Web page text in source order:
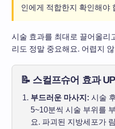
인에게 적합한지 확인해야
시술 효과를 최대로 끌어올리
리도 정말 중요해요. 어렵지
📝 스컬프슈어 효과
부드러운 마사지: 시술
5~10분씩 시술 부위를
요. 파괴된 지방세포가